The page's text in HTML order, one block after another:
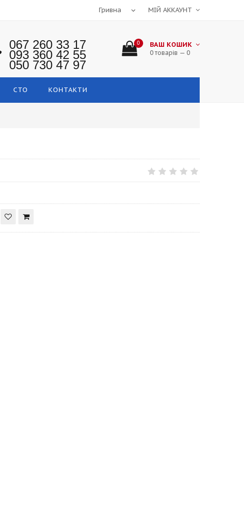
МІЙ АККАУНТ
067 260 33 17
093 360 42 55
050 730 47 97
0 ВАШ КОШИК
0 товарів — 0
СТО КОНТАКТИ